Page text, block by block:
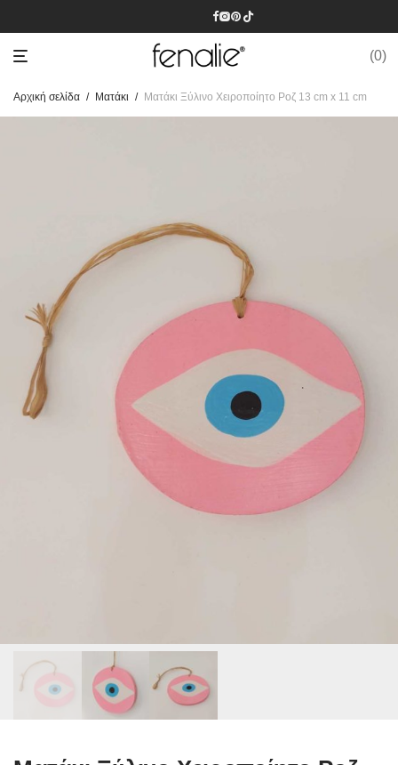
0
Αρχική σελίδα / Mατάκι / Ματάκι Ξύλινο Χειροποίητο Ροζ 13 cm x 11 cm